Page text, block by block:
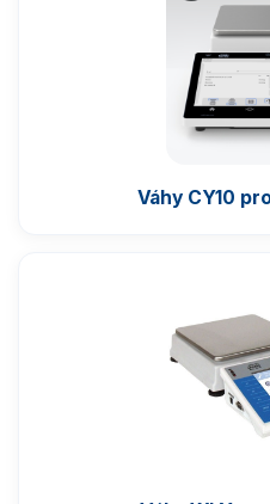
Komparátory hmotnosti
Kontrolní váhy HBZ (e)
Váhy CY10